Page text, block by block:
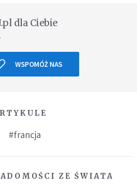
dla Ciebie
WSPOMÓŻ NAS
#francja
ZE ŚWIATA